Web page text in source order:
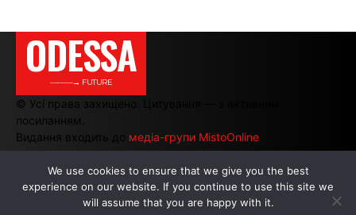
ODESSA
———→ FUTURE
© Усі права захищено. Цитування — з активним
посиланням.
Видання входить до медіа-групи MistoOnline
АВТОРИ | РЕКЛАМА НА САЙТІ
We use cookies to ensure that we give you the best
experience on our website. If you continue to use this site we
will assume that you are happy with it.